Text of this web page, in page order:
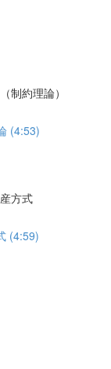
約理論）
(4:53)
方式
(4:59)